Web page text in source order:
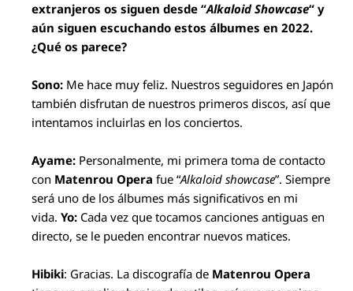
extranjeros os siguen desde “Alkaloid Showcase“ y
aún siguen escuchando estos álbumes en 2022.
¿Qué os parece?
Sono: Me hace muy feliz. Nuestros seguidores en Japón
también disfrutan de nuestros primeros discos, así que
intentamos incluirlas en los conciertos.
Ayame: Personalmente, mi primera toma de contacto
con Matenrou Opera fue “Alkaloid showcase”. Siempre
será uno de los álbumes más significativos en mi
vida. Yo: Cada vez que tocamos canciones antiguas en
directo, se le pueden encontrar nuevos matices.
Hibiki: Gracias. La discografía de Matenrou Opera